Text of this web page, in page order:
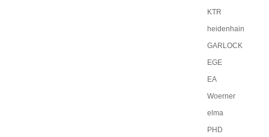
KTR
heidenhain
GARLOCK
EGE
EA
Woerner
elma
PHD